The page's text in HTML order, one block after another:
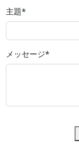
主題*
メッセージ*